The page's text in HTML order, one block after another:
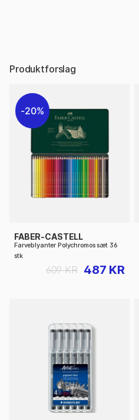
Produktforslag
20%
FABER-CASTELL
Farveblyanter Polychromos sæt 36
stk
487 KR
609 KR